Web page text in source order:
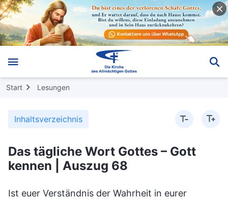
Start Lesungen
Inhaltsverzeichnis
Das tägliche Wort Gottes – Gott
kennen | Auszug 68
Ist euer Verständnis der Wahrheit in eurer